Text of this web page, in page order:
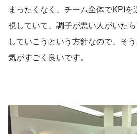
まったくなく、チーム全体でKPI
視していて、調子が悪い人がいた
していこうという方針なので、そ
気がすごく良いです。